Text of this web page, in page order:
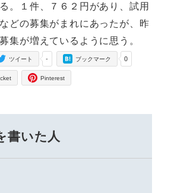
。１件、７６２円があり、試用
どの募集がまれにあったが、昨
集が増えているように思う。
-
ツイート 0
ブックマーク
Pinterest
書いた人